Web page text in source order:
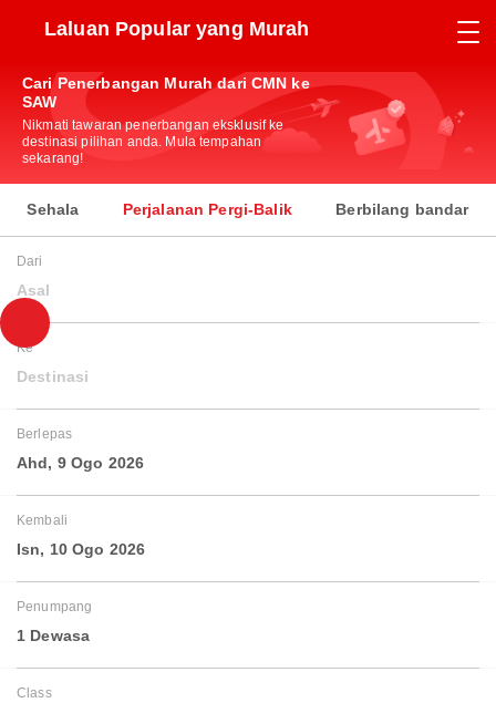
Laluan Popular yang Murah
Cari Penerbangan Murah dari CMN ke
SAW
Nikmati tawaran penerbangan eksklusif ke
destinasi pilihan anda. Mula tempahan
sekarang!
Sehala Perjalanan Pergi-Balik Berbilang bandar
Dari
Asal
Ke
Destinasi
Berlepas
Ahd, 9 Ogo 2026
Kembali
Isn, 10 Ogo 2026
Penumpang
1 Dewasa
Class